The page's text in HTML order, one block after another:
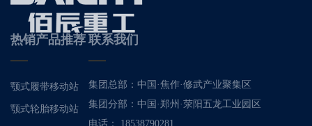
热销产品推荐
颚式履带移动站
颚式轮胎移动站
联系我们
集团总部：中国·焦作·修武产业聚集区
集团分部：中国·郑州·荥阳五龙工业园区
电话： 18538790281